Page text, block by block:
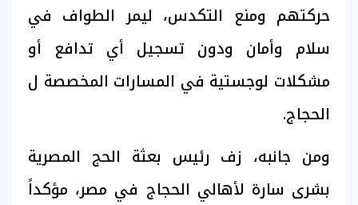
حركتهم ومنع التكدس، ليمر الطواف في
سلام وأمان ودون تسجيل أي تدافع أو
مشكلات لوجستية في المسارات المخصصة ل
الحجاج.
ومن جانبه، زف رئيس بعثة الحج المصرية
بشرى سارة لأهالي الحجاج في مصر، مؤكداً